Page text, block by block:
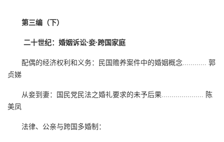
第三编（下）
二十世纪：婚姻诉讼·妾·跨国家庭
配偶的经济权利和义务：民国赡养案件中的婚姻概念............ 郭
贞娣
从妾到妻：国民党民法之婚礼要求的未予后果..................... 陈
美凤
法律、公亲与跨国多婚制：